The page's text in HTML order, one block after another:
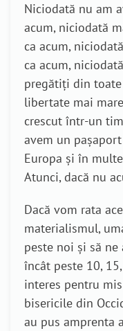
Niciodată nu am
acum, niciodată
ca acum,
ca acum,
pregătiți din
libertate mai
crescut într-un
avem un
Europa și în
Atunci, dacă nu
Dacă vom rata
materialismul,
peste noi și să
încât peste 10,
interes pentru
bisericile din
au pus amprenta